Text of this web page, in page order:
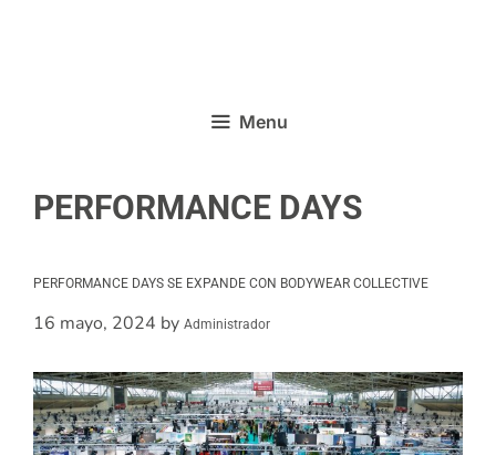
Menu
PERFORMANCE DAYS
PERFORMANCE DAYS SE EXPANDE CON BODYWEAR COLLECTIVE
16 mayo, 2024 by Administrador